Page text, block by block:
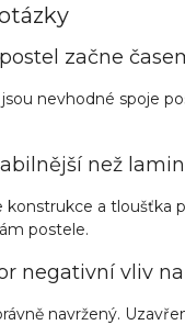
začne
nevhodné spoje
než
konstrukce a tloušťka
postele.
negativní vliv
navržený.